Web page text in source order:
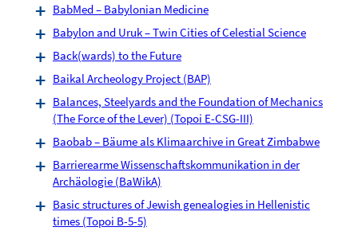
BabMed – Babylonian Medicine
Babylon and Uruk – Twin Cities of Celestial Science
Back(wards) to the Future
Baikal Archeology Project (BAP)
Balances, Steelyards and the Foundation of Mechanics
(The Force of the Lever) (Topoi E-CSG-III)
Baobab – Bäume als Klimaarchive in Great Zimbabwe
Barrierearme Wissenschaftskommunikation in der
Archäologie (BaWikA)
Basic structures of Jewish genealogies in Hellenistic
times (Topoi B-5-5)